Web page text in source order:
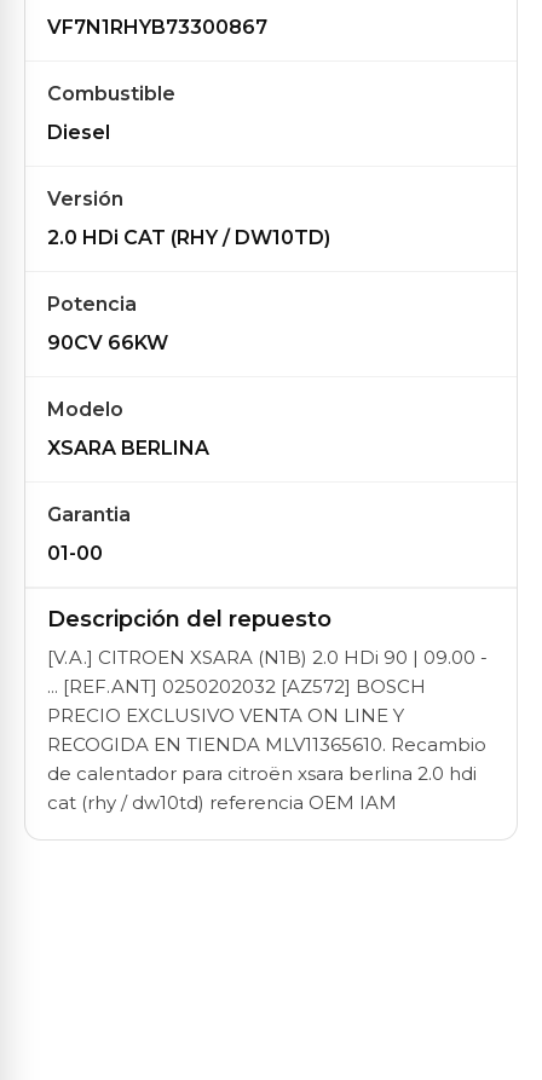
VF7N1RHYB73300867
Combustible
Diesel
Versión
2.0 HDi CAT (RHY / DW10TD)
Potencia
90CV 66KW
Modelo
XSARA BERLINA
Garantia
01-00
Descripción del repuesto
[V.A.] CITROEN XSARA (N1B) 2.0 HDi 90 | 09.00 -
... [REF.ANT] 0250202032 [AZ572] BOSCH
PRECIO EXCLUSIVO VENTA ON LINE Y
RECOGIDA EN TIENDA MLV11365610. Recambio
de calentador para citroën xsara berlina 2.0 hdi
cat (rhy / dw10td) referencia OEM IAM